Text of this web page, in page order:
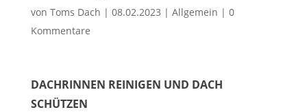
von Toms Dach | 08.02.2023 | Allgemein | 0
Kommentare
DACHRINNEN REINIGEN UND DACH
SCHÜTZEN